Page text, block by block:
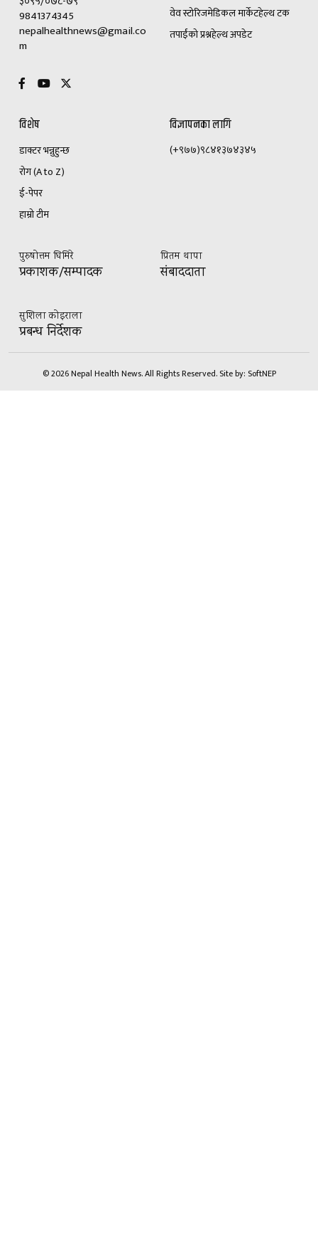
9841374345
nepalhealthnews@gmail.co
m
वेव स्टोरिजमेडिकल मार्केटहेल्थ टक
तपाईंको प्रश्नहेल्थ अपडेट
विशेष
डाक्टर भन्नुहुन्छ
रोग (A to Z)
ई-पेपर
हाम्रो टीम
विज्ञापनका लागि
(+९७७)९८४१३७४३४५
पुरुषोत्तम घिमिरे
प्रकाशक/सम्पादक
प्रितम थापा
संबाददाता
सुशिला कोइराला
प्रबन्ध निर्देशक
© 2026 Nepal Health News. All Rights Reserved. Site by: SoftNEP